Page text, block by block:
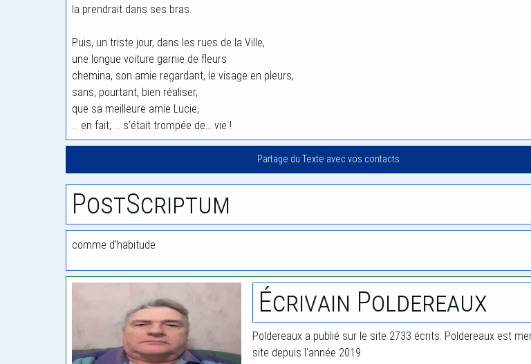
la prendrait dans ses bras.
Puis, un triste jour, dans les rues de la Ville,
une longue voiture garnie de fleurs
chemina, son amie regardant, le visage en pleurs,
sans, pourtant, bien réaliser,
que sa meilleure amie Lucie,
… en fait, … s’était trompée de… vie !
Partage du Texte avec vos contacts
PostScriptum
comme d’habitude
Écrivain Poldereaux
Poldereaux a publié sur le site 2733 écrits. Poldereaux est
site depuis l'année 2019.